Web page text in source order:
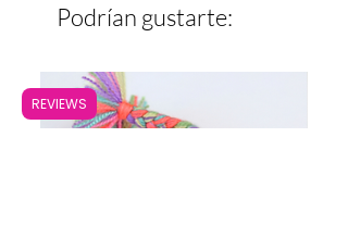
Podrían gustarte:
REVIEWS